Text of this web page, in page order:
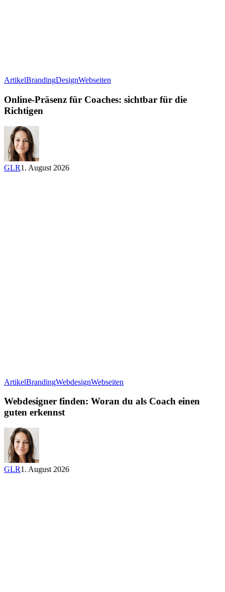
ArtikelBrandingDesignWebseiten
für
Online-Präsenz für Coaches: sichtbar für die
Richtigen
GLR1. August 2026
ArtikelBrandingWebdesignWebseiten
Woran
Webdesigner finden: Woran du als Coach einen
guten erkennst
GLR1. August 2026